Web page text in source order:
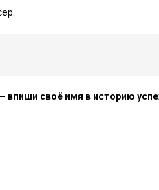
своё имя в историю